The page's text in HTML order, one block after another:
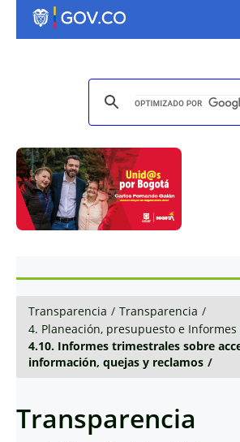
Transparencia / Transparencia /
4. Planeación, presupuesto e Informes
4.10. Informes trimestrales sobre
información, quejas y reclamos /
Transparencia